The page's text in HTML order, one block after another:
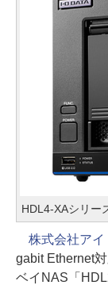
HDL4-XAシリー
株式会社ア
gabit Ethernet
ベイNAS「